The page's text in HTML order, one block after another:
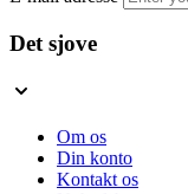
Det sjove
Om os
Din konto
Kontakt os